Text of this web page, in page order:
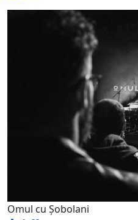
Omul cu Șobolani